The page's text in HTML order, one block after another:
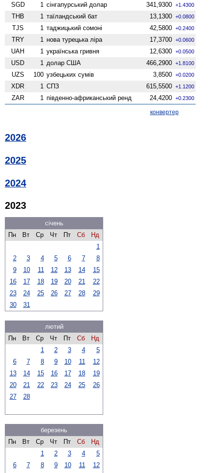
SGD 1 сінгапурський долар 341,9300 +1.4300
THB 1 таїландський бат 13,1300 +0.0800
TJS 1 таджицький сомоні 42,5800 +0.2400
TRY 1 нова турецька ліра 17,3700 +0.0600
UAH 1 українська гривня 12,6300 +0.0500
USD 1 долар США 466,2900 +1.8100
UZS 100 узбецьких сумів 3,8500 +0.0200
XDR 1 СПЗ 615,5500 +1.1200
ZAR 1 південно-африканський ренд 24,4200 +0.2300
конвертер
2026
2025
2024
2023
січень
Пн
Вт Ср Чт Пт Сб
Нд
1
2
3 4 5 6 7
8
9
10 11 12 13 14
15
16
17 18 19 20 21
22
23
24 25 26 27 28
29
30
31
лютий
Пн
Вт Ср Чт Пт Сб
Нд
1
2 3 4
5
6
7 8 9 10 11
12
13
14 15 16 17 18
19
20
21 22 23 24 25
26
27
28
березень
Пн
Вт Ср Чт Пт Сб
Нд
1
2 3 4
5
6
7 8 9 10 11
12